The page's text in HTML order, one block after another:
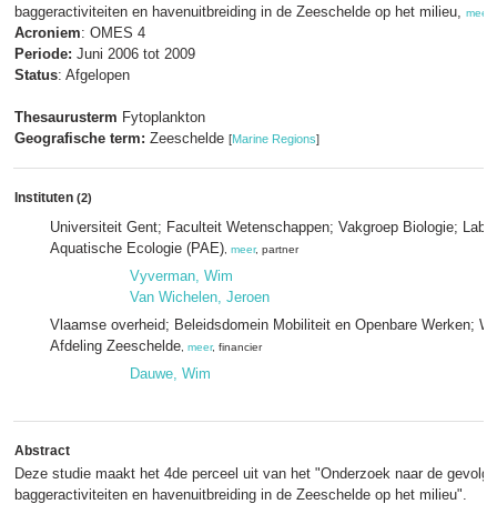
baggeractiviteiten en havenuitbreiding in de Zeeschelde op het milieu, meer
Acroniem: OMES 4
Periode: Juni 2006 tot 2009
Status: Afgelopen
Thesaurusterm Fytoplankton
Geografische term: Zeeschelde [Marine Regions]
Instituten (2)
Universiteit Gent; Faculteit Wetenschappen; Vakgroep Biologie;
Aquatische Ecologie (PAE) meer, partner
Vyverman, Wim
Van Wichelen, Jeroen
Vlaamse overheid; Beleidsdomein Mobiliteit en Openbare Werken;
Afdeling Zeeschelde meer, financier
Dauwe, Wim
Abstract
Deze studie maakt het 4de perceel uit van het "Onderzoek naar de
baggeractiviteiten en havenuitbreiding in de Zeeschelde op het milieu".